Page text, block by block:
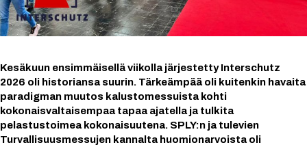
Kesäkuun ensimmäisellä viikolla järjestetty Interschutz
2026 oli historiansa suurin. Tärkeämpää oli kuitenkin havaita
paradigman muutos kalustomessuista kohti
kokonaisvaltaisempaa tapaa ajatella ja tulkita
pelastustoimea kokonaisuutena. SPLY:n ja tulevien
Turvallisuusmessujen kannalta huomionarvoista oli